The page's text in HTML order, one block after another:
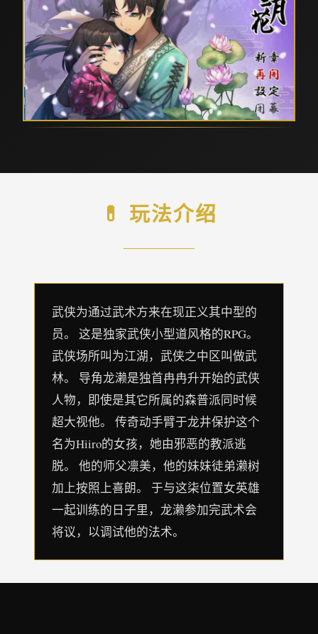
💊 玩法介绍
武侠为通过武术方来在现正义其中型的
员。 这是独家武侠小型道风格的RPG。
武侠场所叫为江湖，武侠之中区叫做武
林。 导角龙濑是独首冉冉升开始的武侠
人物，即使是其它所属的森普派同时候
超大视他。 传奇动手臂于龙井保护这个
名为Hiiro的女孩，她由邪恶的教派逃
脱。 他的师父凛美，他的妹妹徒弟濑树
加上按照上喜朗。 于与这柒位置女英雄
一起训练的日子里，龙濑参加完武术会
将议，以调试他的法术。